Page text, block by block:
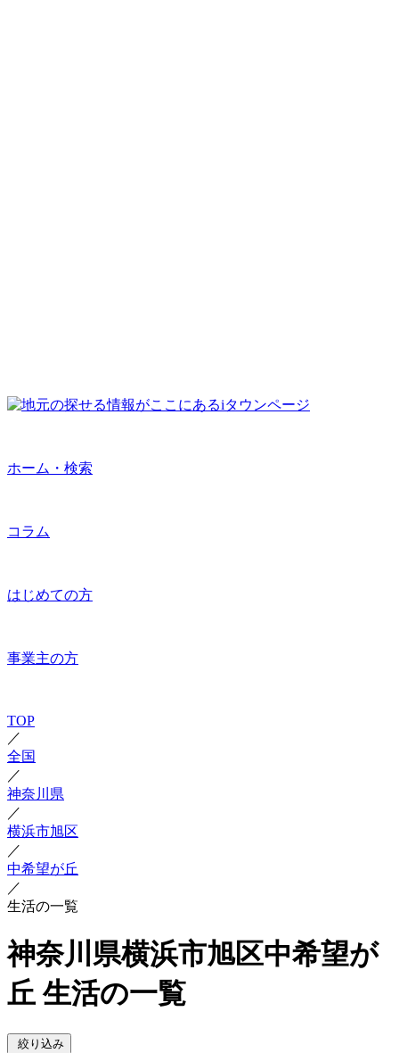
ホーム・検索
コラム
はじめての方
事業主の方
TOP
／
全国
／
神奈川県
／
横浜市旭区
／
中希望が丘
／
生活の一覧
神奈川県横浜市旭区中希望が
丘 生活の一覧
絞り込み